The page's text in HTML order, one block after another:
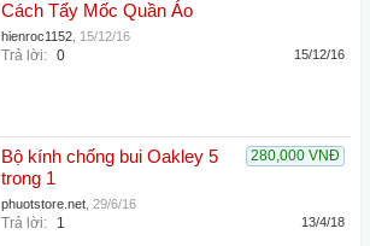
Cách Tẩy Mốc Quần Áo
hienroc1152 15/12/16
Trả lời: 0 15/12/16
280,000 VNĐ
Bộ kính chống bui Oakley 5
trong 1
phuotstore.net 29/6/16
Trả lời: 1 13/4/18